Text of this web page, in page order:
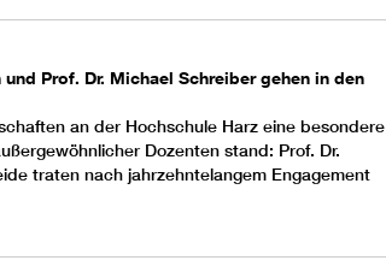
Prof. Dr. Michael Schreiber gehen in den
an der Hochschule Harz eine besondere
Dozenten stand: Prof. Dr.
traten nach jahrzehntelangem Engagement